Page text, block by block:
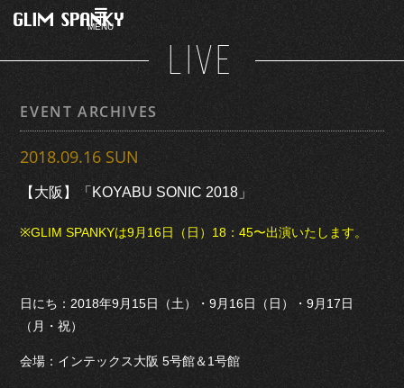
MENU
LIVE
EVENT ARCHIVES
2018.09.16 SUN
【大阪】「KOYABU SONIC 2018」
※GLIM SPANKYは9月16日（日）18：45〜出演いたします。
日にち：2018年9月15日（土）・9月16日（日）・9月17日
（月・祝）
会場：インテックス大阪 5号館＆1号館